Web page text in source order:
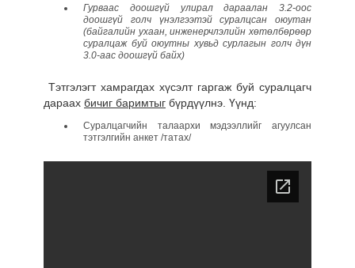
Гурваас доошгүй улирал дараалан 3.2-оос
доошгүй голч үнэлгээтэй суралцсан оюутан
(байгалийн ухаан, инженерчлэлийн хөтөлбөрөөр
суралцаж буй оюутны хувьд сурлагын голч дүн
3.0-аас доошгүй байх)
Тэтгэлэгт хамрагдах хүсэлт гаргаж буй суралцагч
дараах бичиг баримтыг бүрдүүлнэ. Үүнд:
Суралцагчийн талаархи мэдээллийг агуулсан
тэтгэлгийн анкет /татах/